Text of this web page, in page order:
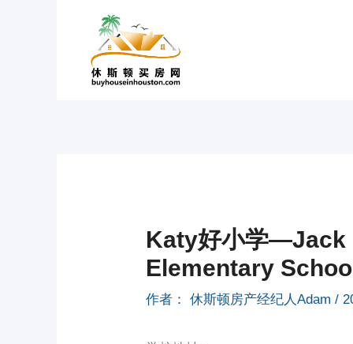
Katy好小学—Jack
Elementary
作者： 休斯顿房产经纪人Adam/